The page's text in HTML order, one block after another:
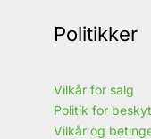
Politikker
Vilkår for salg
Politik for
Vilkår og